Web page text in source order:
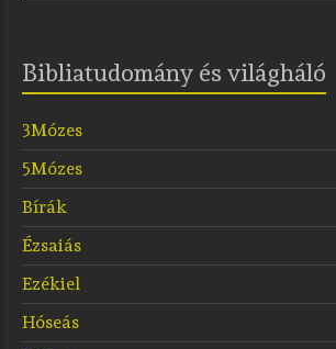
Bibliatudomány és világháló
3Mózes
5Mózes
Bírák
Ézsaiás
Ezékiel
Hóseás